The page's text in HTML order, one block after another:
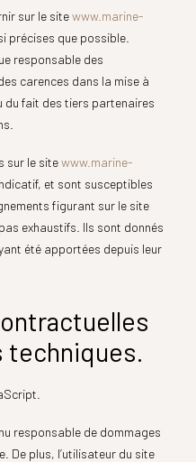
sur le sitewww.marine-
précises que possible.
responsable des
carences dans la mise à
du fait des tiers partenaires
sur le sitewww.marine-
et sont susceptibles
figurant sur le site
exhaustifs. Ils sont donnés
été apportées depuis leur
techniques.
responsable de dommages
De plus, l’utilisateur du site